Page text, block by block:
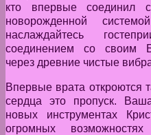
кто впервые соединил
новорожденной
наслаждайтесь
соединением со своим
через древние чистые
Впервые врата откроются
сердца это пропуск.
новых инструментах
огромных